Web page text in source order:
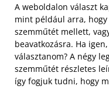
A weboldalon választ
mint például arra,
szemműtét mellett,
beavatkozásra. Ha
választanom? A négy
szemműtét részletes
így fogjuk tudni, hogy